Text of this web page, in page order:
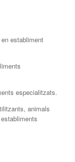
establiment
especialitzats.
animals